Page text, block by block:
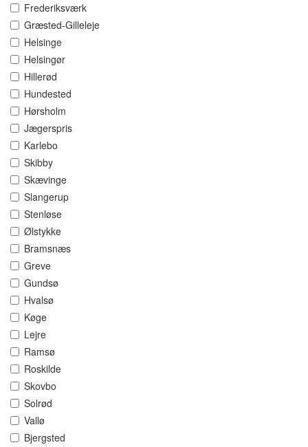
Frederiksværk
Græsted-Gilleleje
Helsinge
Helsingør
Hillerød
Hundested
Hørsholm
Jægerspris
Karlebo
Skibby
Skævinge
Slangerup
Stenløse
Ølstykke
Bramsnæs
Greve
Gundsø
Hvalsø
Køge
Lejre
Ramsø
Roskilde
Skovbo
Solrød
Vallø
Bjergsted